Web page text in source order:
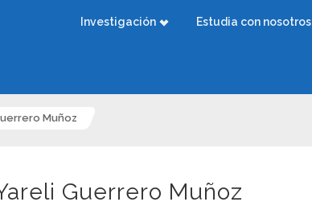
Investigación Estudia con nosotros
Muñoz
Guerrero Muñoz